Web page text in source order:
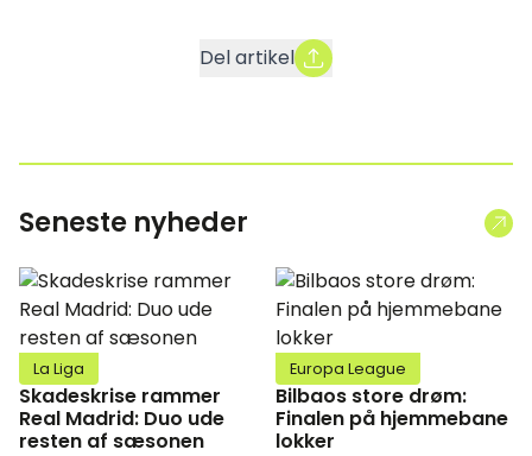
Del artikel
Seneste nyheder
La Liga
Skadeskrise rammer
Real Madrid: Duo ude
resten af sæsonen
Europa League
Bilbaos store drøm:
Finalen på hjemmebane
lokker